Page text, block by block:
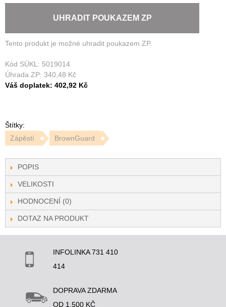
UHRADIT POUKAZEM ZP
Tento produkt je možné uhradit poukazem ZP.
Kód SÚKL: 5019014
Úhrada ZP: 340,48 Kč
Váš doplatek: 402,92 Kč
Štítky:
Zápěstí
BrownGuard
POPIS
VELIKOSTI
HODNOCENÍ (0)
DOTAZ NA PRODUKT
INFOLINKA 731 410
414
DOPRAVA ZDARMA
OD 1.500 KČ